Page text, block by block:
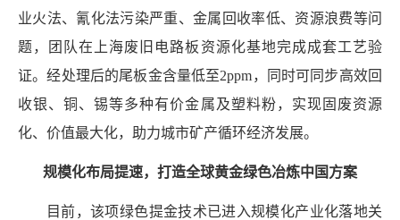
业火法、氰化法污染严重、金属回收率低、资源浪费等问
题，团队在上海废旧电路板资源化基地完成成套工艺验
证。经处理后的尾板金含量低至2ppm，同时可同步高效回
收银、铜、锡等多种有价金属及塑料粉，实现固废资源
化、价值最大化，助力城市矿产循环经济发展。
规模化布局提速，打造全球黄金绿色冶炼中国方案
目前，该项绿色提金技术已进入规模化产业化落地关